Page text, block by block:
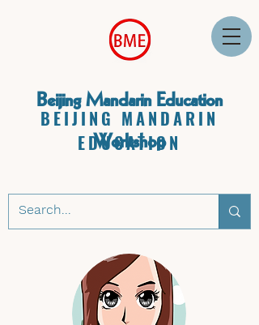
Beijing Mandarin Education
Workshop
BEIJING MANDARIN
EDUCATION